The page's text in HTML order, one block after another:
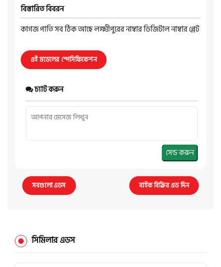
বিস্তারিত বিবরন
কাগজ পাতি সব ঠিক আছে লক্ষ্মীপুরের নাম্বার ডিজিটাল নাম্বার প্লেট
এই মডেলের স্পেসিফিকেশন
চ্যাট করুন
সেন্ড করুন
সবগুলো এডস বাইক বিক্রির এড দিন
সিমিলার এডস